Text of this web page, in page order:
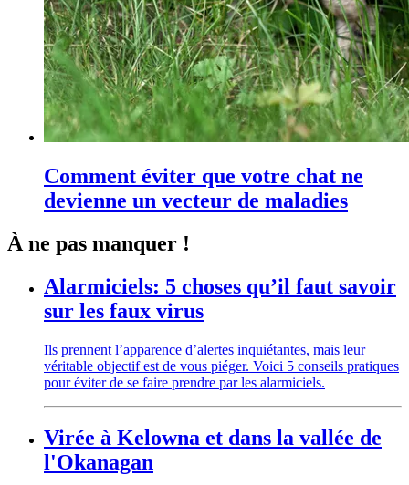
Comment éviter que votre chat ne
devienne un vecteur de maladies
À ne pas manquer !
Alarmiciels: 5 choses qu’il faut savoir
sur les faux virus
Ils prennent l’apparence d’alertes inquiétantes, mais leur
véritable objectif est de vous piéger. Voici 5 conseils pratiques
pour éviter de se faire prendre par les alarmiciels.
Virée à Kelowna et dans la vallée de
l'Okanagan